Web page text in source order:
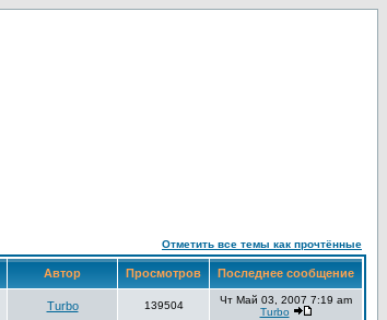
Отметить все темы как прочтённые
Автор Просмотров Последнее сообщение
Turbo 139504
Чт Май 03, 2007 7:19 am
Turbo